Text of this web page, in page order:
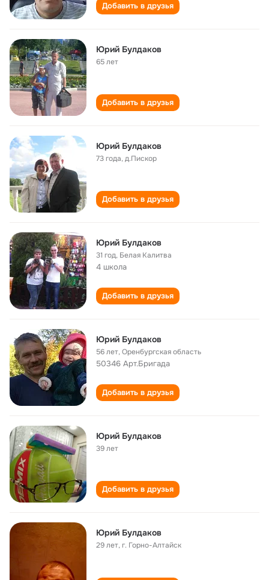
Добавить в друзья
Юрий Булдаков
65 лет
Добавить в друзья
Юрий Булдаков
73 года,д.Пискор
Добавить в друзья
Юрий Булдаков
31 год, Белая Калитва
4 школа
Добавить в друзья
Юрий Булдаков
56 лет,Оренбургская область
50346 Арт.Бригада
Добавить в друзья
Юрий Булдаков
39 лет
Добавить в друзья
Юрий Булдаков
29 лет,г. Горно-Алтайск